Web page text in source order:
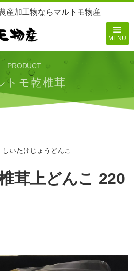
産加工物ならマルトモ物産
MENU
PRODUCT
トモ乾椎茸
いたけじょうどんこ
茸上どんこ 220